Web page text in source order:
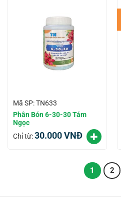
Mã SP: TN633
Phân Bón 6-30-30 Tám
Ngọc
Chỉ từ:30.000VNĐ
1 2